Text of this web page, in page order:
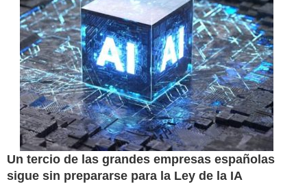
Un tercio de las grandes empresas españolas
sigue sin prepararse para la Ley de la IA